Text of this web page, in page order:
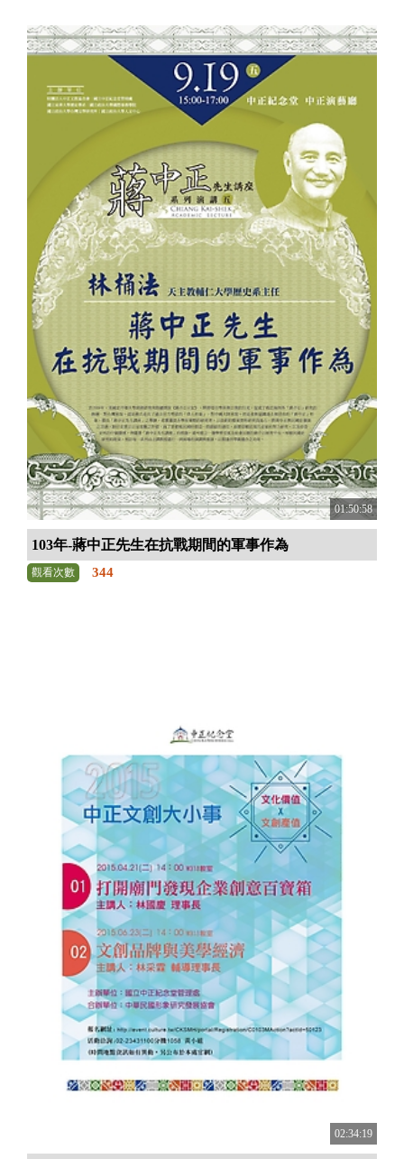
01:50:58
103年-蔣中正先生在抗戰期間的軍事作為
觀看次數 344
02:34:19